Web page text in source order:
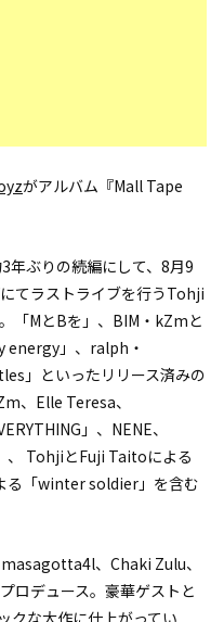
がアルバム『Mall Tape
年ぶりの続編にして、8月9
てラストライブを行うTohji
「MとBを」、BIM・kZmと
energy」、ralph・
」といったリリース済みの
、Elle Teresa、
」、NENE、
、 TohjiとFuji Taitoによる
る「winter soldier」を含む
、Chaki Zulu、
デュース。豪華ゲストと
クな大作に仕上がってい